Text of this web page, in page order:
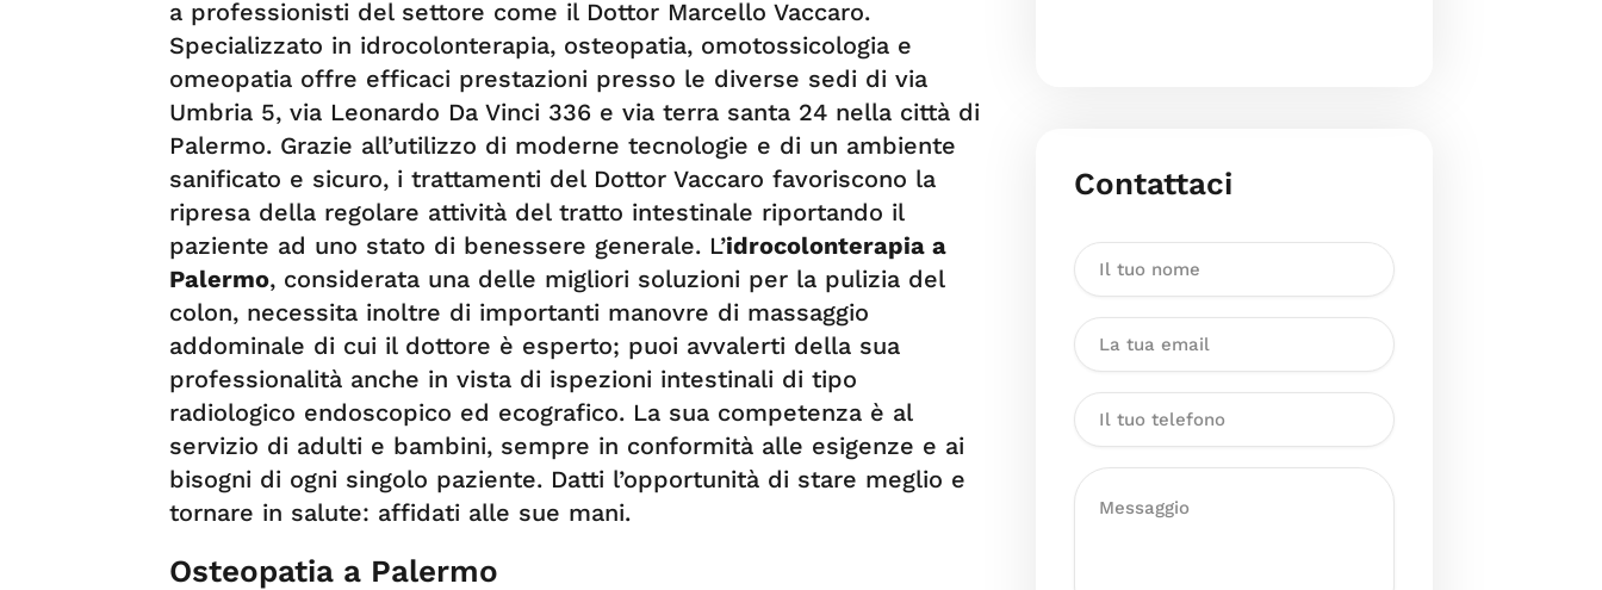
a professionisti del settore come il Dottor Marcello Vaccaro.
Specializzato in idrocolonterapia, osteopatia, omotossicologia e
omeopatia offre efficaci prestazioni presso le diverse sedi di via
Umbria 5, via Leonardo Da Vinci 336 e via terra santa 24 nella città di
Palermo. Grazie all’utilizzo di moderne tecnologie e di un ambiente
sanificato e sicuro, i trattamenti del Dottor Vaccaro favoriscono la
ripresa della regolare attività del tratto intestinale riportando il
paziente ad uno stato di benessere generale. L’idrocolonterapia a
Palermo, considerata una delle migliori soluzioni per la pulizia del
colon, necessita inoltre di importanti manovre di massaggio
addominale di cui il dottore è esperto; puoi avvalerti della sua
professionalità anche in vista di ispezioni intestinali di tipo
radiologico endoscopico ed ecografico. La sua competenza è al
servizio di adulti e bambini, sempre in conformità alle esigenze e ai
bisogni di ogni singolo paziente. Datti l’opportunità di stare meglio e
tornare in salute: affidati alle sue mani.
Osteopatia a Palermo
Contattaci